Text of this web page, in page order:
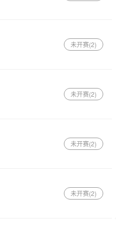
未开赛(2)
未开赛(2)
未开赛(2)
未开赛(2)